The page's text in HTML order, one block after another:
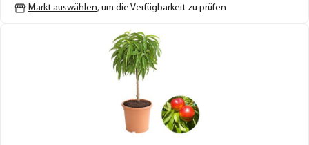
Markt auswählen, um die Verfügbarkeit zu prüfen